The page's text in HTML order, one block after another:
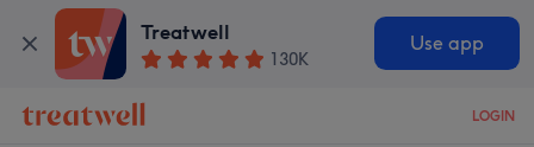
Treatwell
130K
Use app
LOGIN